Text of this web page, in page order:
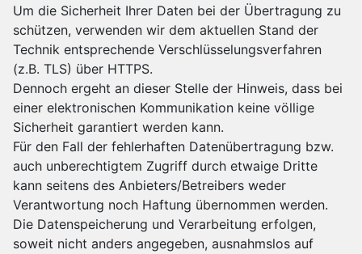
Um die Sicherheit Ihrer Daten bei der Übertragung zu
schützen, verwenden wir dem aktuellen Stand der
Technik entsprechende Verschlüsselungsverfahren
(z.B. TLS) über HTTPS.
Dennoch ergeht an dieser Stelle der Hinweis, dass bei
einer elektronischen Kommunikation keine völlige
Sicherheit garantiert werden kann.
Für den Fall der fehlerhaften Datenübertragung bzw.
auch unberechtigtem Zugriff durch etwaige Dritte
kann seitens des Anbieters/Betreibers weder
Verantwortung noch Haftung übernommen werden.
Die Datenspeicherung und Verarbeitung erfolgen,
soweit nicht anders angegeben, ausnahmslos auf